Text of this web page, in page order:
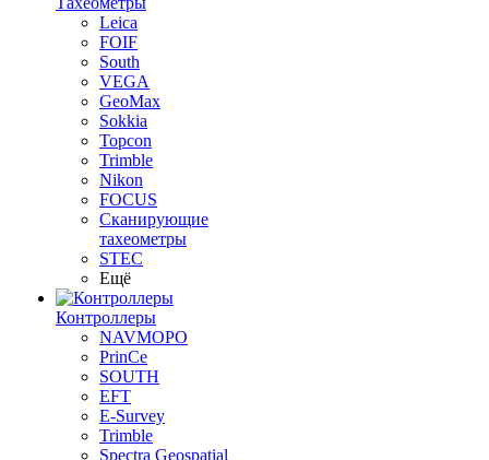
Leica
FOIF
South
VEGA
GeoMax
Sokkia
Topcon
Trimble
Nikon
FOCUS
Сканирующие
тахеометры
STEC
Ещё
Контроллеры
NAVMOPO
PrinCe
SOUTH
EFT
E-Survey
Trimble
Spectra Geospatial